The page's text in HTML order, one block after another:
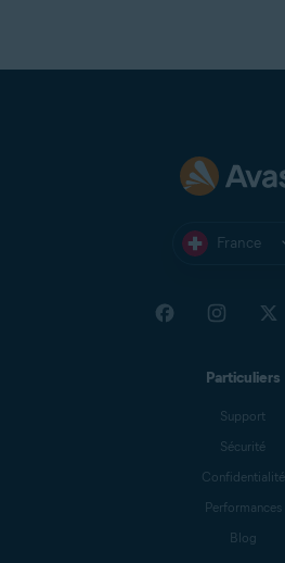
France
Particuliers
Support
Sécurité
Confidentialité
Performances
Blog